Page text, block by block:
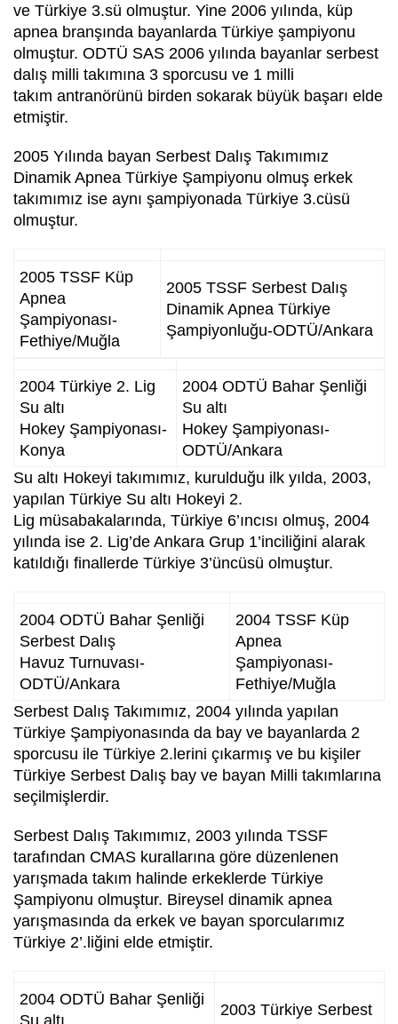
ve Türkiye 3.sü olmuştur. Yine 2006 yılında, küp
apnea branşında bayanlarda Türkiye şampiyonu
olmuştur. ODTÜ SAS 2006 yılında bayanlar serbest
dalış milli takımına 3 sporcusu ve 1 milli
takım antranörünü birden sokarak büyük başarı elde
etmiştir.
2005 Yılında bayan Serbest Dalış Takımımız
Dinamik Apnea Türkiye Şampiyonu olmuş erkek
takımımız ise aynı şampiyonada Türkiye 3.cüsü
olmuştur.
2005 TSSF Küp
Apnea
Şampiyonası-
Fethiye/Muğla
2005 TSSF Serbest Dalış
Dinamik Apnea Türkiye
Şampiyonluğu-ODTÜ/Ankara
2004 Türkiye 2. Lig
Su altı
Hokey Şampiyonası-
Konya
2004 ODTÜ Bahar Şenliği
Su altı
Hokey Şampiyonası-
ODTÜ/Ankara
Su altı Hokeyi takımımız, kurulduğu ilk yılda, 2003,
yapılan Türkiye Su altı Hokeyi 2.
Lig müsabakalarında, Türkiye 6’ıncısı olmuş, 2004
yılında ise 2. Lig’de Ankara Grup 1’inciliğini alarak
katıldığı finallerde Türkiye 3’üncüsü olmuştur.
2004 ODTÜ Bahar Şenliği
Serbest Dalış
Havuz Turnuvası-
ODTÜ/Ankara
2004 TSSF Küp
Apnea
Şampiyonası-
Fethiye/Muğla
Serbest Dalış Takımımız, 2004 yılında yapılan
Türkiye Şampiyonasında da bay ve bayanlarda 2
sporcusu ile Türkiye 2.lerini çıkarmış ve bu kişiler
Türkiye Serbest Dalış bay ve bayan Milli takımlarına
seçilmişlerdir.
Serbest Dalış Takımımız, 2003 yılında TSSF
tarafından CMAS kurallarına göre düzenlenen
yarışmada takım halinde erkeklerde Türkiye
Şampiyonu olmuştur. Bireysel dinamik apnea
yarışmasında da erkek ve bayan sporcularımız
Türkiye 2’.liğini elde etmiştir.
2004 ODTÜ Bahar Şenliği
Su altı
2003 Türkiye Serbest